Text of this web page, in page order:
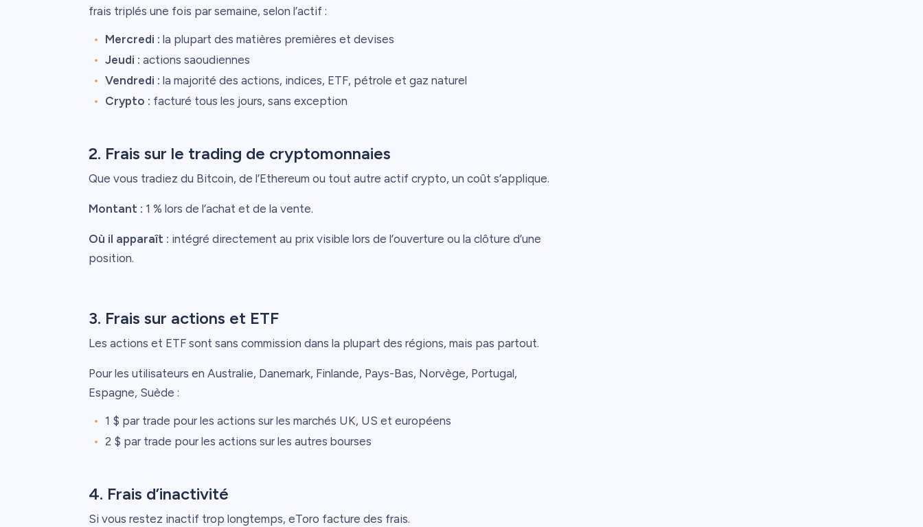
frais triplés une fois par semaine, selon l’actif :
Mercredi : la plupart des matières premières et devises
Jeudi : actions saoudiennes
Vendredi : la majorité des actions, indices, ETF, pétrole et gaz naturel
Crypto : facturé tous les jours, sans exception
2. Frais sur le trading de cryptomonnaies
Que vous tradiez du Bitcoin, de l’Ethereum ou tout autre actif crypto, un coût s’applique.
Montant : 1 % lors de l’achat et de la vente.
Où il apparaît : intégré directement au prix visible lors de l’ouverture ou la clôture d’une
position.
3. Frais sur actions et ETF
Les actions et ETF sont sans commission dans la plupart des régions, mais pas partout.
Pour les utilisateurs en Australie, Danemark, Finlande, Pays-Bas, Norvège, Portugal,
Espagne, Suède :
1 $ par trade pour les actions sur les marchés UK, US et européens
2 $ par trade pour les actions sur les autres bourses
4. Frais d’inactivité
Si vous restez inactif trop longtemps, eToro facture des frais.